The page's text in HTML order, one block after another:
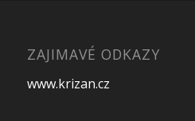
ZAJIMAVÉ ODKAZY
www.krizan.cz